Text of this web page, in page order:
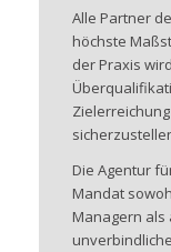
Alle Partner
höchste
der Praxis
Die Agentur
Mandat
Managern als